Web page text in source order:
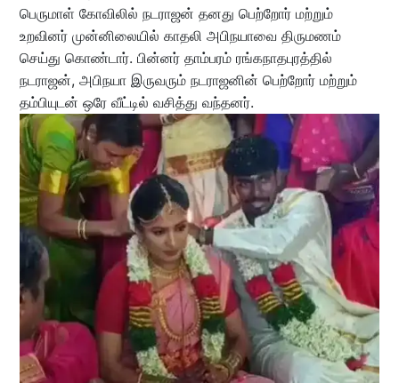
பெருமாள் கோவிலில் நடராஜன் தனது பெற்றோர் மற்றும்
உறவினர் முன்னிலையில் காதலி அபிநயாவை திருமணம்
செய்து கொண்டார். பின்னர் தாம்பரம் ரங்கநாதபுரத்தில்
நடராஜன், அபிநயா இருவரும் நடராஜனின் பெற்றோர் மற்றும்
தம்பியுடன் ஒரே வீட்டில் வசித்து வந்தனர்.